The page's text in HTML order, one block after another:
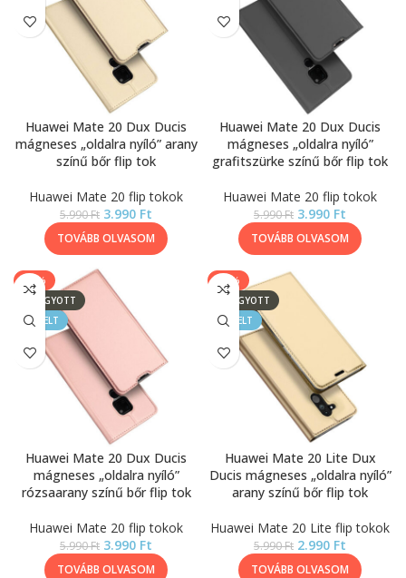
Huawei Mate 20 Dux Ducis
mágneses „oldalra nyíló” arany
színű bőr flip tok
Huawei Mate 20 flip tokok
5.990Ft 3.990 Ft
TOVÁBB OLVASOM
Huawei Mate 20 Dux Ducis
mágneses „oldalra nyíló”
grafitszürke színű bőr flip tok
Huawei Mate 20 flip tokok
5.990Ft 3.990 Ft
TOVÁBB OLVASOM
-33%
ELFOGYOTT
KIEMELT
Huawei Mate 20 Dux Ducis
mágneses „oldalra nyíló”
rózsaarany színű bőr flip tok
Huawei Mate 20 flip tokok
5.990Ft 3.990 Ft
TOVÁBB OLVASOM
-50%
ELFOGYOTT
KIEMELT
Huawei Mate 20 Lite Dux
Ducis mágneses „oldalra nyíló”
arany színű bőr flip tok
Huawei Mate 20 Lite flip tokok
5.990Ft 2.990 Ft
TOVÁBB OLVASOM